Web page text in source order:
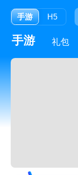
手游 H5
手游 礼包